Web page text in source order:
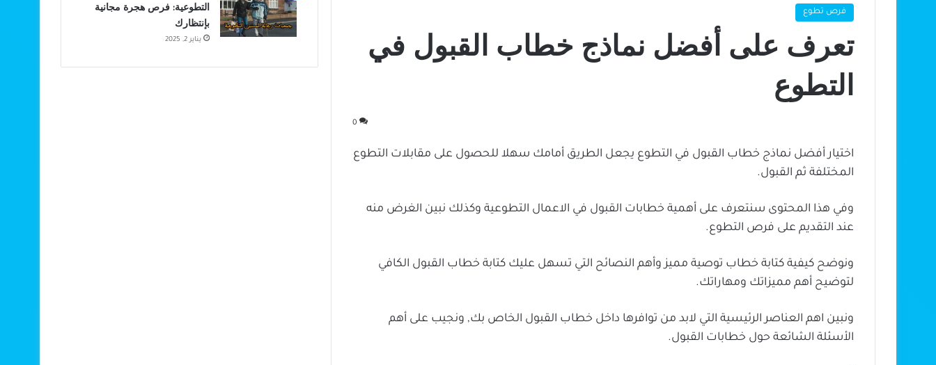
فرص تطوع
تعرف على أفضل نماذج خطاب القبول في
التطوع
0
اختيار أفضل نماذج خطاب القبول في التطوع يجعل الطريق أمامك سهلا للحصول على مقابلات التطوع
المختلفة ثم القبول.
وفي هذا المحتوى سنتعرف على أهمية خطابات القبول في الاعمال التطوعية وكذلك نبين الغرض منه
عند التقديم على فرص التطوع.
ونوضح كيفية كتابة خطاب توصية مميز وأهم النصائح التي تسهل عليك كتابة خطاب القبول الكافي
لتوضيح أهم مميزاتك ومهاراتك.
ونبين اهم العناصر الرئيسية التي لابد من توافرها داخل خطاب القبول الخاص بك, ونجيب على أهم
الأسئلة الشائعة حول خطابات القبول.
التطوعية: فرص هجرة مجانية
بإنتظارك
يناير 2, 2025